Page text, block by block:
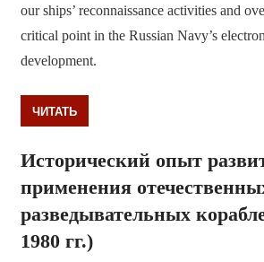
our ships’ reconnaissance activities and
critical point in the Russian Navy’s
development.
ЧИТАТЬ
Исторический опыт
применения
разведывательных
1980 гг.)